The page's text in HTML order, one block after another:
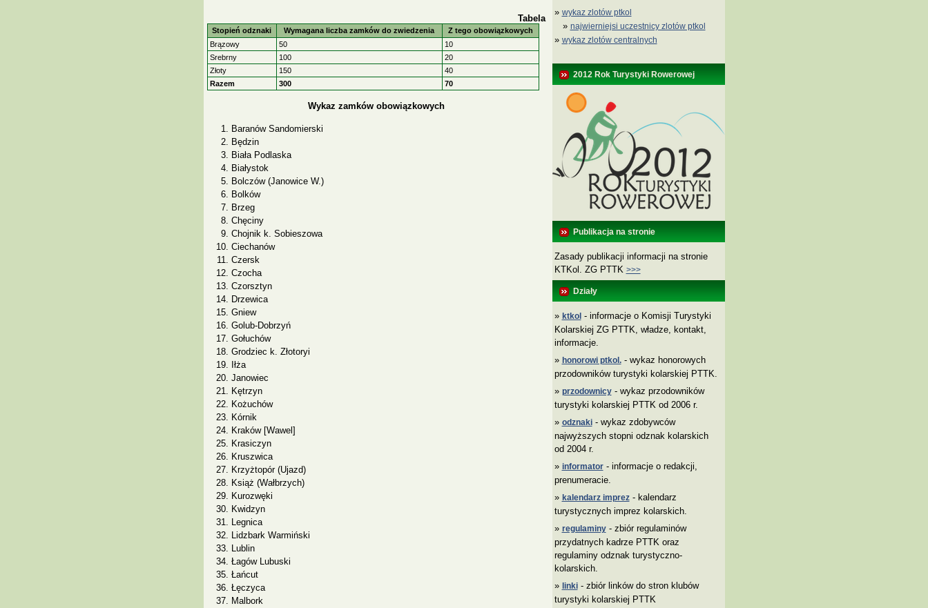
Tabela
Stopień odznaki Wymagana liczba zamków do zwiedzenia
Z tego obowiązkowych
Brązowy
50
10
Srebrny
100
20
Złoty
150
40
Razem
300 70
Wykaz zamków obowiązkowych
Baranów Sandomierski
Będzin
Biała Podlaska
Białystok
Bolczów (Janowice W.)
Bolków
Brzeg
Chęciny
Chojnik k. Sobieszowa
Ciechanów
Czersk
Czocha
Czorsztyn
Drzewica
Gniew
Golub-Dobrzyń
Gołuchów
Grodziec k. Złotoryi
Iłża
Janowiec
Kętrzyn
Kożuchów
Kórnik
Kraków [Wawel]
Krasiczyn
Kruszwica
Krzyżtopór (Ujazd)
Książ (Wałbrzych)
Kurozwęki
Kwidzyn
Legnica
Lidzbark Warmiński
Lublin
Łagów Lubuski
Łańcut
Łęczyca
Malbork
» wykaz zlotów ptkol
» najwierniejsi uczestnicy zlotów ptkol
» wykaz zlotów centralnych
2012 Rok Turystyki Rowerowej
Publikacja na stronie
Zasady publikacji informacji na stronie
KTKol. ZG PTTK >>>
Działy
» ktkol- informacje o Komisji Turystyki
Kolarskiej ZG PTTK, władze, kontakt,
informacje.
» honorowi ptkol.- wykaz honorowych
przodowników turystyki kolarskiej PTTK.
» przodownicy- wykaz przodowników
turystyki kolarskiej PTTK od 2006 r.
» odznaki- wykaz zdobywców
najwyższych stopni odznak kolarskich
od 2004 r.
» informator- informacje o redakcji,
prenumeracie.
» kalendarz imprez- kalendarz
turystycznych imprez kolarskich.
» regulaminy- zbiór regulaminów
przydatnych kadrze PTTK oraz
regulaminy odznak turystyczno-
kolarskich.
» linki- zbiór linków do stron klubów
turystyki kolarskiej PTTK